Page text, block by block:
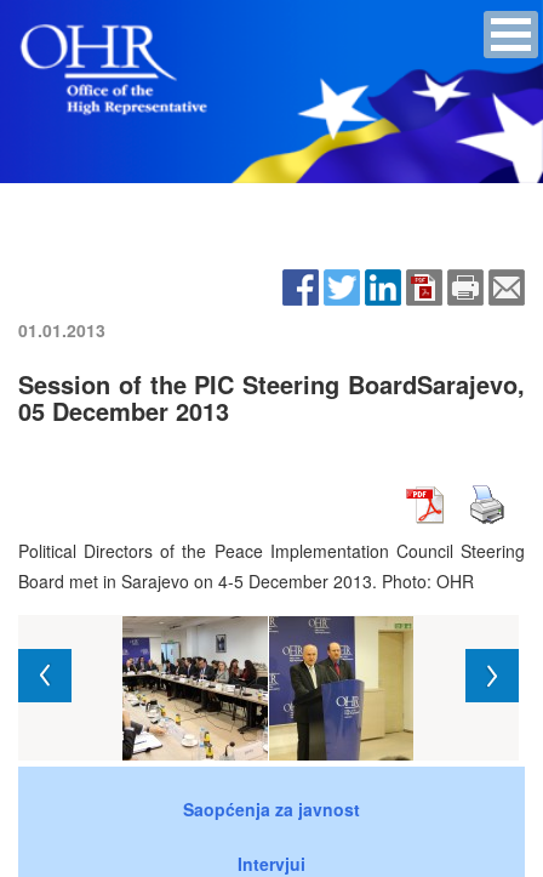
01.01.2013
Session of the PIC Steering BoardSarajevo,
05 December 2013
Political Directors of the Peace Implementation Council Steering
Board met in Sarajevo on 4-5 December 2013. Photo: OHR
Saopćenja za javnost
Intervjui